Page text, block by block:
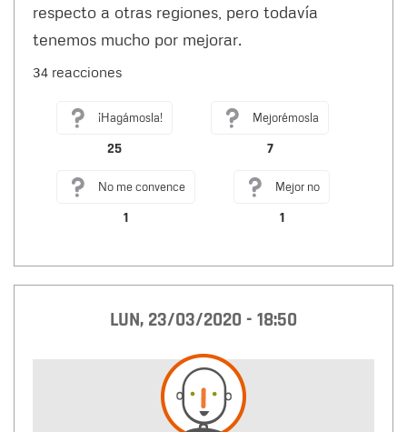
respecto a otras regiones, pero todavía
tenemos mucho por mejorar.
34 reacciones
¡Hagámosla!
25
Mejorémosla
7
No me convence
1
Mejor no
1
LUN, 23/03/2020 - 18:50